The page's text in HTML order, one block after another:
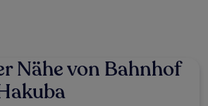
Nähe von Bahnhof